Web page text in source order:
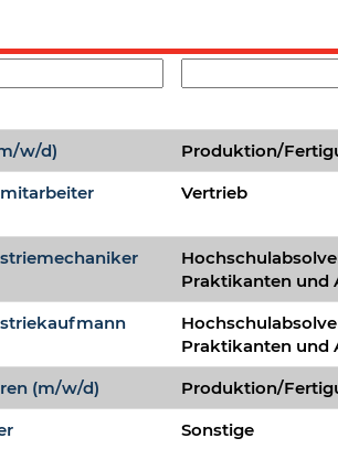
w/d)
Produktion/
Vertrieb
Praktikanten und
Praktikanten und
(m/w/d) Produktion/
Sonstige